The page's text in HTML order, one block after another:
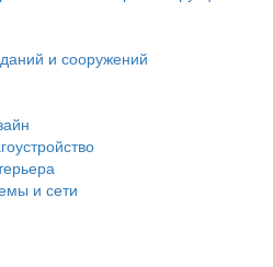
и сооружений
и сети